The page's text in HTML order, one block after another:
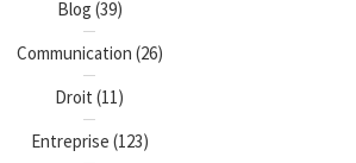
Blog (39)
Communication (26)
Droit (11)
Entreprise (123)